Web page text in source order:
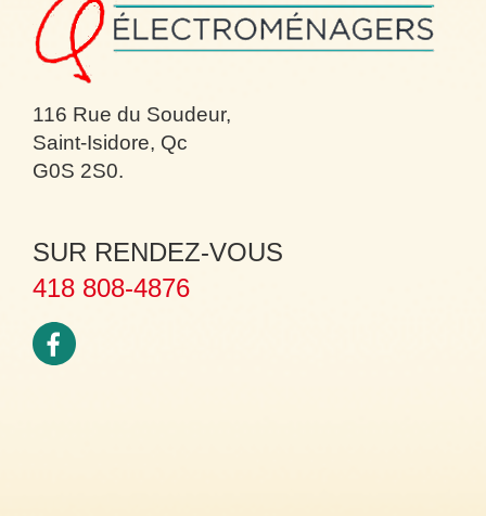
116 Rue du Soudeur,
Saint-Isidore, Qc
G0S 2S0.
SUR RENDEZ-VOUS
418 808-4876